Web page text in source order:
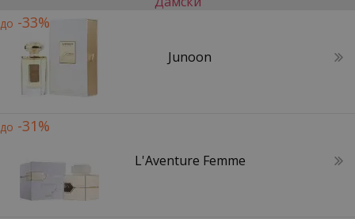
до -33%
Junoon
до -31%
L'Aventure Femme